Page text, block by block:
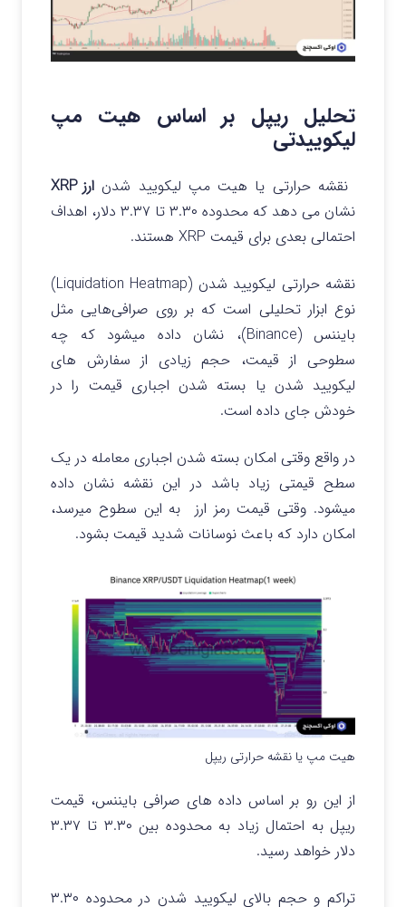
تحلیل ریپل بر اساس هیت مپ
لیکوییدتی
نقشه حرارتی یا هیت مپ لیکویید شدن ارز XRP
نشان می دهد که محدوده ۳.۳۰ تا ۳.۳۷ دلار، اهداف
احتمالی بعدی برای قیمت XRP هستند.
نقشه حرارتی لیکویید شدن (Liquidation Heatmap)
نوع ابزار تحلیلی است که بر روی صرافی‌هایی مثل
بایننس (Binance)، نشان داده میشود که چه
سطوحی از قیمت، حجم زیادی از سفارش‌ های
لیکویید شدن یا بسته شدن اجباری قیمت را در
خودش جای داده است.
در واقع وقتی امکان بسته شدن اجباری معامله در یک
سطح قیمتی زیاد باشد در این نقشه نشان داده
میشود. وقتی قیمت رمز ارز به این سطوح میرسد،
امکان دارد که باعث نوسانات شدید قیمت بشود.
هیت مپ یا نقشه حرارتی ریپل
از این رو بر اساس داده‌ های صرافی بایننس، قیمت
ریپل به احتمال زیاد به محدوده بین ۳.۳۰ تا ۳.۳۷
دلار خواهد رسید.
تراکم و حجم بالای لیکویید شدن در محدوده ۳.۳۰